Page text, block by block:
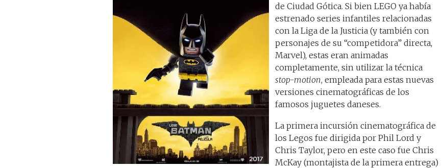
de Ciudad Gótica. Si bien LEGO ya había
estrenado series infantiles relacionadas
con la Liga de la Justicia (y también con
personajes de su “competidora” directa,
Marvel), estas eran animadas
completamente, sin utilizar la técnica
stop-motion, empleada para estas nuevas
versiones cinematográficas de los
famosos juguetes daneses.
La primera incursión cinematográfica de
los Legos fue dirigida por Phil Lord y
Chris Taylor, pero en este caso fue Chris
McKay (montajista de la primera entrega)